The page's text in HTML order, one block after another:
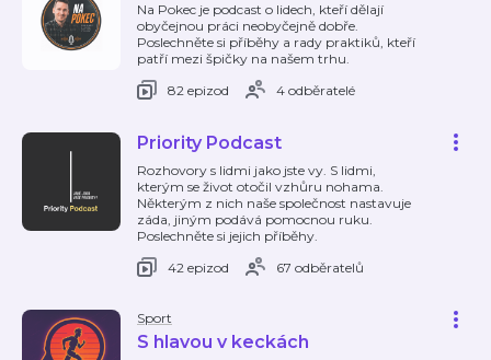
Na Pokec je podcast o lidech, kteří dělají
obyčejnou práci neobyčejně dobře.
Poslechněte si příběhy a rady praktiků, kteří
patří mezi špičky na našem trhu.
82 epizod
4 odběratelé
Priority Podcast
Rozhovory s lidmi jako jste vy. S lidmi,
kterým se život otočil vzhůru nohama.
Některým z nich naše společnost nastavuje
záda, jiným podává pomocnou ruku.
Poslechněte si jejich příběhy.
42 epizod
67 odběratelů
Sport
S hlavou v keckách